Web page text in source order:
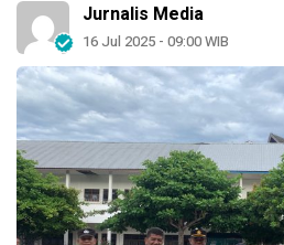
Jurnalis Media
16 Jul 2025 - 09:00 WIB